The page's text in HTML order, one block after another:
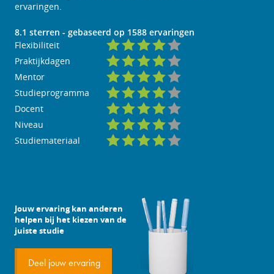
ervaringen.
8.1 sterren - gebaseerd op 1588 ervaringen
Flexibiliteit
Praktijkdagen
Mentor
Studieprogramma
Docent
Niveau
Studiemateriaal
Jouw ervaring kan anderen
helpen bij het kiezen van de
juiste studie
Deel jouw ervaring